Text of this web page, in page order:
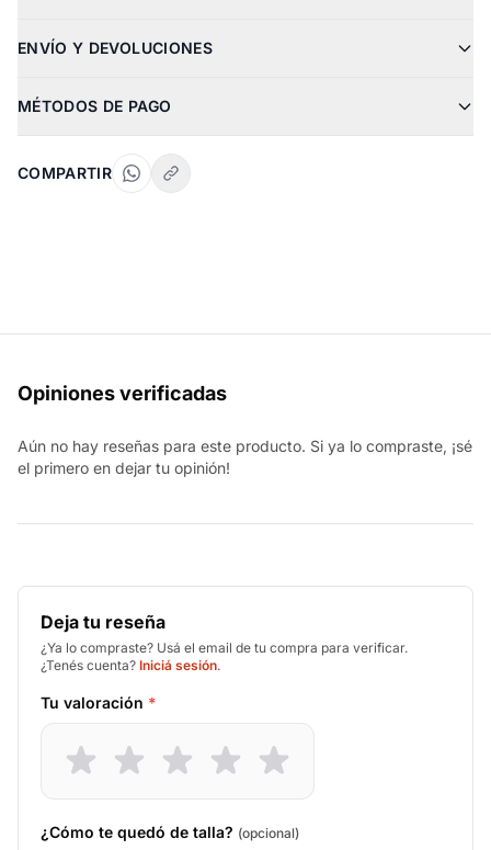
ENVÍO Y DEVOLUCIONES
MÉTODOS DE PAGO
COMPARTIR
Opiniones verificadas
Aún no hay reseñas para este producto. Si ya lo compraste, ¡sé
el primero en dejar tu opinión!
Deja tu reseña
¿Ya lo compraste? Usá el email de tu compra para verificar.
¿Tenés cuenta? Iniciá sesión.
Tu valoración *
¿Cómo te quedó de talla? (opcional)